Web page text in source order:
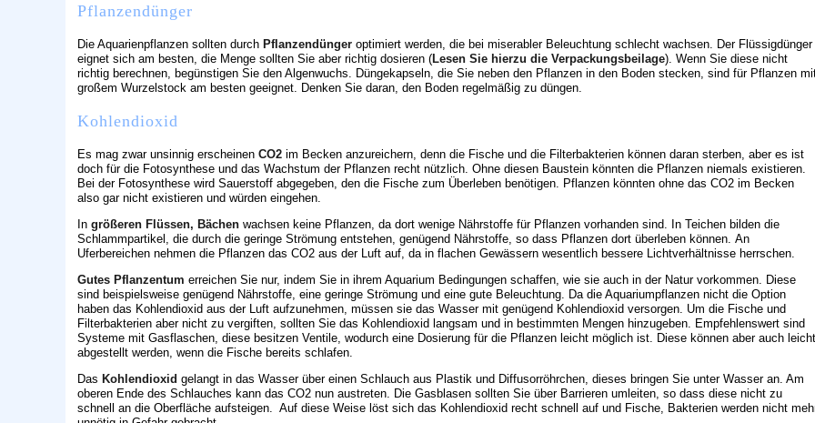
Pflanzendünger
Die Aquarienpflanzen sollten durch Pflanzendünger optimiert werden, die bei miserabler Beleuchtung schlecht wachsen. Der Flüssigdünger
eignet sich am besten, die Menge sollten Sie aber richtig dosieren (Lesen Sie hierzu die Verpackungsbeilage). Wenn Sie diese nicht
richtig berechnen, begünstigen Sie den Algenwuchs. Düngekapseln, die Sie neben den Pflanzen in den Boden stecken, sind für Pflanzen
großem Wurzelstock am besten geeignet. Denken Sie daran, den Boden regelmäßig zu düngen.
Kohlendioxid
Es mag zwar unsinnig erscheinen CO2 im Becken anzureichern, denn die Fische und die Filterbakterien können daran sterben, aber es ist
doch für die Fotosynthese und das Wachstum der Pflanzen recht nützlich. Ohne diesen Baustein könnten die Pflanzen niemals existieren.
Bei der Fotosynthese wird Sauerstoff abgegeben, den die Fische zum Überleben benötigen. Pflanzen könnten ohne das CO2 im Becken
also gar nicht existieren und würden eingehen.
In größeren Flüssen, Bächen wachsen keine Pflanzen, da dort wenige Nährstoffe für Pflanzen vorhanden sind. In Teichen bilden die
Schlammpartikel, die durch die geringe Strömung entstehen, genügend Nährstoffe, so dass Pflanzen dort überleben können. An
Uferbereichen nehmen die Pflanzen das CO2 aus der Luft auf, da in flachen Gewässern wesentlich bessere Lichtverhältnisse herrschen.
Gutes Pflanzentum erreichen Sie nur, indem Sie in ihrem Aquarium Bedingungen schaffen, wie sie auch in der Natur vorkommen. Diese
sind beispielsweise genügend Nährstoffe, eine geringe Strömung und eine gute Beleuchtung. Da die Aquariumpflanzen nicht die Option
haben das Kohlendioxid aus der Luft aufzunehmen, müssen sie das Wasser mit genügend Kohlendioxid versorgen. Um die Fische und
Filterbakterien aber nicht zu vergiften, sollten Sie das Kohlendioxid langsam und in bestimmten Mengen hinzugeben. Empfehlenswert sind
Systeme mit Gasflaschen, diese besitzen Ventile, wodurch eine Dosierung für die Pflanzen leicht möglich ist. Diese können aber auch leicht
abgestellt werden, wenn die Fische bereits schlafen.
Das Kohlendioxid gelangt in das Wasser über einen Schlauch aus Plastik und Diffusorröhrchen, dieses bringen Sie unter Wasser an. Am
oberen Ende des Schlauches kann das CO2 nun austreten. Die Gasblasen sollten Sie über Barrieren umleiten, so dass diese nicht zu
schnell an die Oberfläche aufsteigen. Auf diese Weise löst sich das Kohlendioxid recht schnell auf und Fische, Bakterien werden nicht